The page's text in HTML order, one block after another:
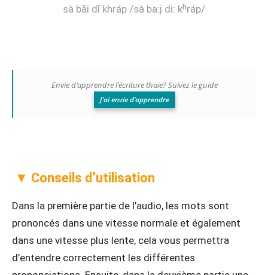
sà bāi dī khráp /sà baːj diː kʰráp/
Envie d’apprendre l’écriture thaïe? Suivez le guide
J’ai envie d’apprendre
▼ Conseils d’utilisation
Dans la première partie de l’audio, les mots sont
prononcés dans une vitesse normale et également
dans une vitesse plus lente, cela vous permettra
d’entendre correctement les différentes